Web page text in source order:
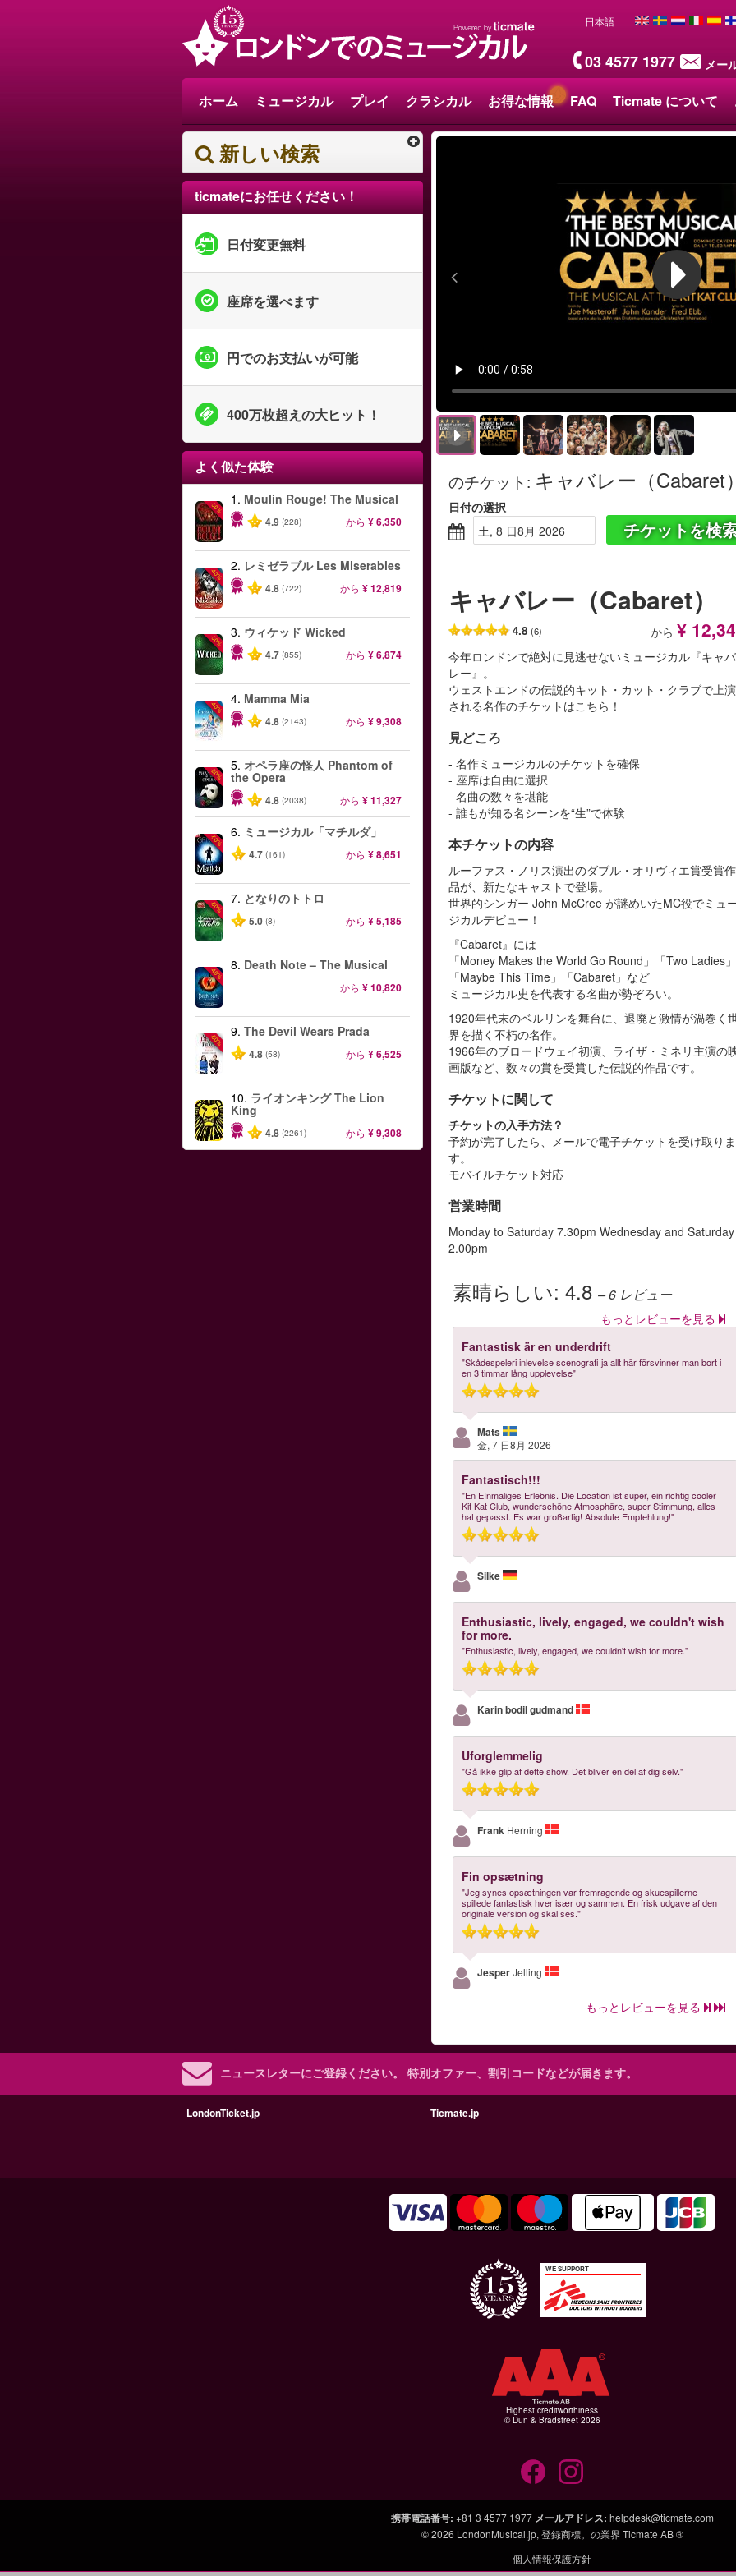
03 4577 1977 メー
日本語
ホーム ミュージカル プレイ クラシカル お得な情報 FAQ Ticmate について
新しい検索
ticmateにお任せください！
日付変更無料
座席を選べます
円でのお支払いが可能
400万枚超えの大ヒット！
よく似た体験
-50%
1. Moulin Rouge! The Musical
4.9 (228) から ¥ 6,350
-40%
2. レミゼラブル Les Miserables
4.8 (722) から ¥ 12,819
-50%
3. ウィケッド Wicked
4.7 (855) から ¥ 6,874
-40%
4. Mamma Mia
4.8 (2143) から ¥ 9,308
-20%
5. オペラ座の怪人 Phantom of
the Opera
4.8 (2038) から ¥ 11,327
-50%
6. ミュージカル「マチルダ」
4.7 (161) から ¥ 8,651
-50%
7. となりのトトロ
5.0 (8) から ¥ 5,185
-40%
8. Death Note – The Musical
から ¥ 10,820
-50%
9. The Devil Wears Prada
4.8 (58) から ¥ 6,525
10. ライオンキング The Lion
King
4.8 (2261) から ¥ 9,308
のチケット: キャバレー（Cabaret
日付の選択
土, 8 日8月 2026
チケットを検
キャバレー（Cabaret）
4.8(6) から ¥
今年ロンドンで絶対に見逃せないミュージカル『キャバ
レー』。
ウェストエンドの伝説的キット・カット・クラブで上演
される名作のチケットはこちら！
見どころ
- 名作ミュージカルのチケットを確保
- 座席は自由に選択
- 名曲の数々を堪能
- 誰もが知る名シーンを“生”で体験
本チケットの内容
ルーファス・ノリス演出のダブル・オリヴィエ賞受賞作
品が、新たなキャストで登場。
世界的シンガー John McCree が謎めいたMC役でミュ
ジカルデビュー！
『Cabaret』には
「Money Makes the World Go Round」「Two Ladies
「Maybe This Time」「Cabaret」など
ミュージカル史を代表する名曲が勢ぞろい。
1920年代末のベルリンを舞台に、退廃と激情が渦巻く
界を描く不朽の名作。
1966年のブロードウェイ初演、ライザ・ミネリ主演の
画版など、数々の賞を受賞した伝説的作品です。
チケットに関して
チケットの入手方法？
予約が完了したら、メールで電子チケットを受け取りま
す。
モバイルチケット対応
営業時間
Monday to Saturday 7.30pm Wednesday and Saturday
2.00pm
素晴らしい:4.8– 6 レビュー
もっとレビューを見る
Fantastisk är en underdrift
"Skådespeleri inlevelse scenografi ja allt här försvinner man bort i
en 3 timmar lång upplevelse"
Mats
金, 7 日8月 2026
Fantastisch!!!
"En EInmaliges Erlebnis. Die Location ist super, ein richtig cooler
Kit Kat Club, wunderschöne Atmosphäre, super Stimmung, alles
hat gepasst. Es war großartig! Absolute Empfehlung!"
Silke
Enthusiastic, lively, engaged, we couldn't wish
for more.
"Enthusiastic, lively, engaged, we couldn't wish for more."
Karin bodil gudmand
Uforglemmelig
"Gå ikke glip af dette show. Det bliver en del af dig selv."
Frank Herning
Fin opsætning
"Jeg synes opsætningen var fremragende og skuespillerne
spillede fantastisk hver især og sammen. En frisk udgave af den
originale version og skal ses."
JesperJelling
もっとレビューを見る
ニュースレターにご登録ください。 特別オファー、割引コードなどが届きます。
LondonTicket.jp Ticmate.jp
WE SUPPORT
Highest creditworthiness
© Dun & Bradstreet 2026
携帯電話番号: +81 3 4577 1977 メールアドレス: helpdesk@ticmate.com
© 2026 LondonMusical.jp, 登録商標。の業界Ticmate AB ®
個人情報保護方針